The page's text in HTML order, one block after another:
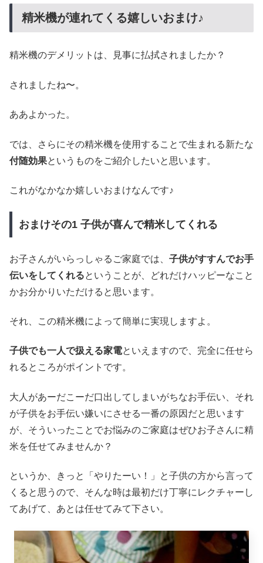
精米機が連れてくる嬉しいおまけ♪
精米機のデメリットは、見事に払拭されましたか？
されましたね〜。
ああよかった。
では、さらにその精米機を使用することで生まれる新たな
付随効果というものをご紹介したいと思います。
これがなかなか嬉しいおまけなんです♪
おまけその1 子供が喜んで精米してくれる
お子さんがいらっしゃるご家庭では、 子供がすすんでお手
伝いをしてくれるということが、どれだけハッピーなこと
かお分かりいただけると思います。
それ、この精米機によって簡単に実現しますよ。
子供でも一人で扱える家電といえますので、完全に任せら
れるところがポイントです。
大人があーだこーだ口出してしまいがちなお手伝い、それ
が子供をお手伝い嫌いにさせる一番の原因だと思います
が、そういったことでお悩みのご家庭はぜひお子さんに精
米を任せてみませんか？
というか、きっと「やりたーい！」と子供の方から言って
くると思うので、そんな時は最初だけ丁寧にレクチャーし
てあげて、あとは任せてみて下さい。